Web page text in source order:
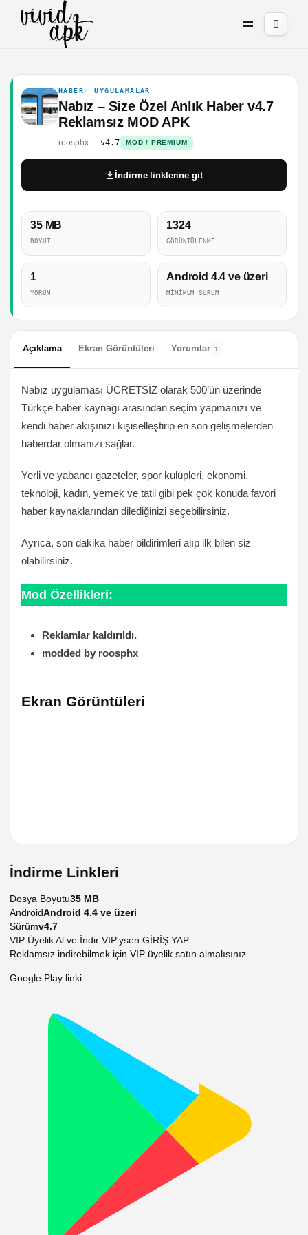
HABER UYGULAMALAR
Nabız – Size Özel Anlık Haber v4.7
Reklamsız MOD APK
roosphx v4.7 MOD / PREMIUM
35 MB
BOYUT
1324
GÖRÜNTÜLENME
1
YORUM
Android 4.4 ve üzeri
MINIMUM SÜRÜM
İndirme linklerine git
Açıklama Ekran Görüntüleri Yorumlar 1
Nabız uygulaması ÜCRETSİZ olarak 500’ün üzerinde
Türkçe haber kaynağı arasından seçim yapmanızı ve
kendi haber akışınızı kişiselleştirip en son gelişmelerden
haberdar olmanızı sağlar.
Yerli ve yabancı gazeteler, spor kulüpleri, ekonomi,
teknoloji, kadın, yemek ve tatil gibi pek çok konuda favori
haber kaynaklarından dilediğinizi seçebilirsiniz.
Ayrıca, son dakika haber bildirimleri alıp ilk bilen siz
olabilirsiniz.
Mod Özellikleri:
Reklamlar kaldırıldı.
modded by roosphx
Ekran Görüntüleri
İndirme Linkleri
Dosya Boyutu35 MB
AndroidAndroid 4.4 ve üzeri
Sürümv4.7
VIP Üyelik Al ve İndir VIP'ysen GİRİŞ YAP
Reklamsız indirebilmek için VIP üyelik satın almalısınız.
Google Play linki